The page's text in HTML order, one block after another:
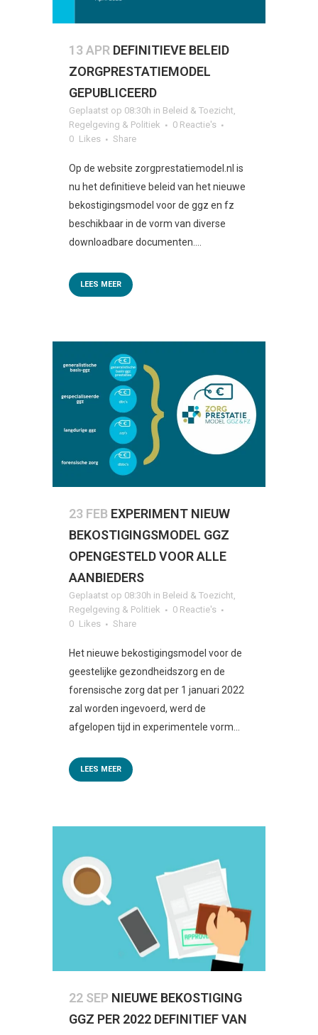
13 APR DEFINITIEVE BELEID
ZORGPRESTATIEMODEL
GEPUBLICEERD
Geplaatst op 08:30h in Beleid & Toezicht,
Regelgeving & Politiek
0 Reactie's
0 Likes Share
Op de website zorgprestatiemodel.nl is
nu het definitieve beleid van het nieuwe
bekostigingsmodel voor de ggz en fz
beschikbaar in de vorm van diverse
downloadbare documenten....
LEES MEER
23 FEB EXPERIMENT NIEUW
BEKOSTIGINGSMODEL GGZ
OPENGESTELD VOOR ALLE
AANBIEDERS
Geplaatst op 08:30h in Beleid & Toezicht
Regelgeving & Politiek
0 Reactie's
0 Likes Share
Het nieuwe bekostigingsmodel voor de
geestelijke gezondheidszorg en de
forensische zorg dat per 1 januari 2022
zal worden ingevoerd, werd de
afgelopen tijd in experimentele vorm...
LEES MEER
22 SEP NIEUWE BEKOSTIGING
GGZ PER 2022 DEFINITIEF VAN